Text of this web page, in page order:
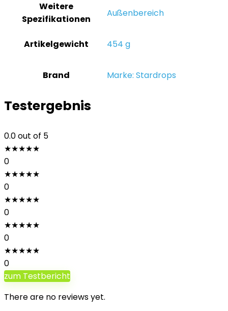
Weitere
Spezifikationen
‎Außenbereich
Artikelgewicht ‎454 g
Brand Marke: Stardrops
Testergebnis
0.0out of 5
★★★★★
0
★★★★★
0
★★★★★
0
★★★★★
0
★★★★★
0
zum Testbericht
There are no reviews yet.